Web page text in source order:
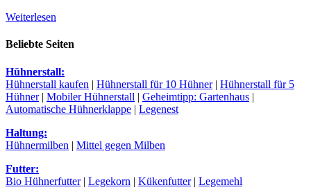
Weiterlesen
Beliebte Seiten
Hühnerstall:
Hühnerstall kaufen | Hühnerstall für 10 Hühner| Hühnerstall für 5
Hühner| Mobiler Hühnerstall | Geheimtipp: Gartenhaus |
Automatische Hühnerklappe | Legenest
Haltung:
Hühnermilben | Mittel gegen Milben
Futter:
Bio Hühnerfutter| Legekorn | Kükenfutter| Legemehl